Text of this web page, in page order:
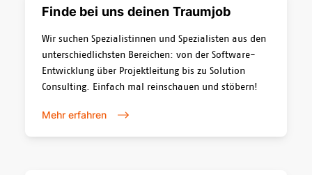
Finde bei uns deinen Traumjob
Wir suchen Spezialistinnen und Spezialisten aus den
unterschiedlichsten Bereichen: von der Software-
Entwicklung über Projektleitung bis zu Solution
Consulting. Einfach mal reinschauen und stöbern!
Mehr erfahren